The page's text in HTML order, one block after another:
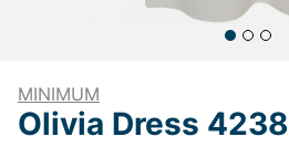
MINIMUM
Olivia Dress 4238